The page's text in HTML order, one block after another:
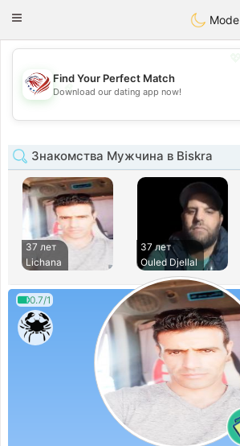
Dating
Toggle
Mode
💖
💕
Find Your Perfect Match
Download our dating app now!
Знакомства Мужчина в Biskra
37 лет
Lichana
37 лет
Ouled Djellal
0.7/1